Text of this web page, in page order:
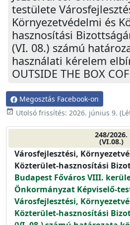
testülete
Környezetvédelmi és
hasznosítási
(VI. 08.) számú
használati kérelem
OUTSIDE THE BOX
Megosztás Facebook-on
event_available Utolsó frissítés: 2026. június 9.
248/2026.
(VI.08.)
Városfejlesztési,
Közterület-hasznosítási
Budapest Főváros VIII.
Önkormányzat Képviselő-
Városfejlesztési,
Közterület-hasznosítási